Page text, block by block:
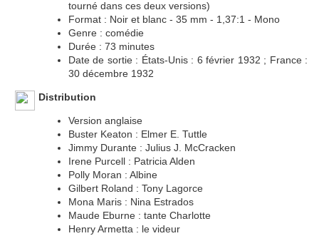
tourné dans ces deux versions)
Format : Noir et blanc - 35 mm - 1,37:1 - Mono
Genre : comédie
Durée : 73 minutes
Date de sortie : États-Unis : 6 février 1932 ; France :
30 décembre 1932
Distribution
Version anglaise
Buster Keaton : Elmer E. Tuttle
Jimmy Durante : Julius J. McCracken
Irene Purcell : Patricia Alden
Polly Moran : Albine
Gilbert Roland : Tony Lagorce
Mona Maris : Nina Estrados
Maude Eburne : tante Charlotte
Henry Armetta : le videur